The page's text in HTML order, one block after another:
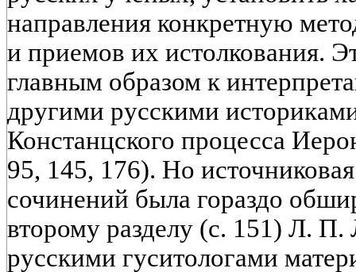
направления конкретную
и приемов их истолкования.
главным образом к
другими русскими
Констанцского процесса
95, 145, 176). Но
сочинений была гораздо
второму разделу (с. 151) Л. П.
русскими гуситологами